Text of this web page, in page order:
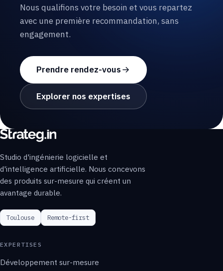
Nous qualifions votre besoin et vous repartez
avec une première recommandation, sans
engagement.
Prendre rendez-vous
Explorer nos expertises
Studio d'ingénierie logicielle et
d'intelligence artificielle. Nous concevons
des produits sur-mesure qui créent un
avantage durable.
Toulouse Remote-first
EXPERTISES
Développement sur-mesure